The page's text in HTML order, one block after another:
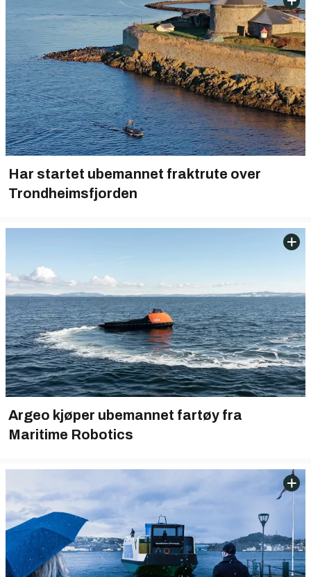
Har startet ubemannet fraktrute over
Trondheimsfjorden
Argeo kjøper ubemannet fartøy fra
Maritime Robotics